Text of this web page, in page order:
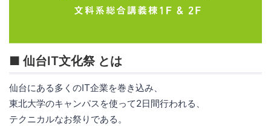
■ 仙台IT文化祭 とは
仙台にある多くのIT企業を巻き込み、
東北大学のキャンパスを使って2日間行われる、
テクニカルなお祭りである。